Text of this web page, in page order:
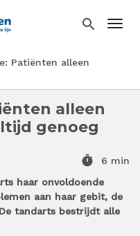
search
Patiënten alleen
alleen
genoeg
timer
6 min
haar onvoldoende
aan haar gebit, de
tandarts bestrijdt alle